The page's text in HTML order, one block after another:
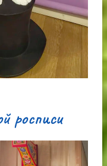
росписи